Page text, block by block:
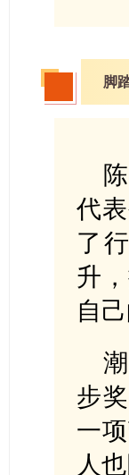
脚
代
了
升
自
步
一
人